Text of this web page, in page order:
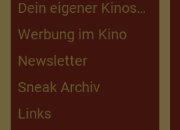
Dein eigener Kinosaal
Kinderfilmarchiv
Werbung im Kino
Newsletter
Sneak Archiv
Links